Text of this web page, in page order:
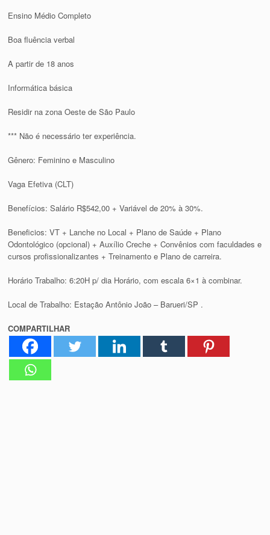
Ensino Médio Completo
Boa fluência verbal
A partir de 18 anos
Informática básica
Residir na zona Oeste de São Paulo
*** Não é necessário ter experiência.
Gênero: Feminino e Masculino
Vaga Efetiva (CLT)
Benefícios: Salário R$542,00 + Variável de 20% à 30%.
Beneficios: VT + Lanche no Local + Plano de Saúde + Plano
Odontológico (opcional) + Auxílio Creche + Convênios com faculdades e
cursos profissionalizantes + Treinamento e Plano de carreira.
Horário Trabalho: 6:20H p/ dia Horário, com escala 6×1 à combinar.
Local de Trabalho: Estação Antônio João – Barueri/SP .
COMPARTILHAR